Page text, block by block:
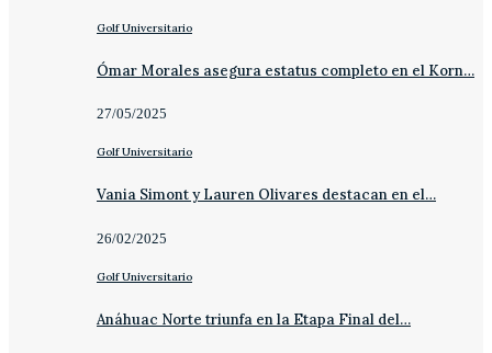
Golf Universitario
Ómar Morales asegura estatus completo en el Korn…
27/05/2025
Golf Universitario
Vania Simont y Lauren Olivares destacan en el…
26/02/2025
Golf Universitario
Anáhuac Norte triunfa en la Etapa Final del…